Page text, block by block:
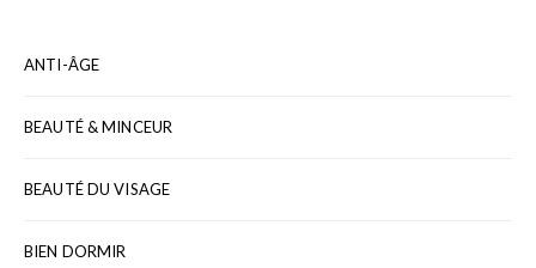
ANTI-ÂGE
BEAUTÉ & MINCEUR
BEAUTÉ DU VISAGE
BIEN DORMIR